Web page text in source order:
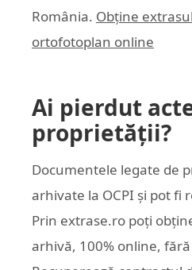
România. Obține
ortofotoplan online
Ai pierdut
proprietății?
Documentele legate de
arhivate la OCPI și pot fi
Prin extrase.ro poți
arhivă, 100% online,